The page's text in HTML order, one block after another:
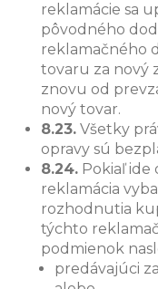
reklamácie sa
pôvodného
reklamačného
tovaru za nový
znovu od
nový tovar.
8.23. Všetky
opravy sú
8.24. Pokiaľ
reklamácia
rozhodnutia
týchto
podmienok
predávajúci